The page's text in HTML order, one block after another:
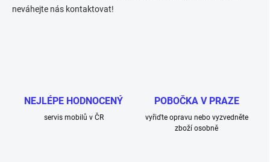
neváhejte nás kontaktovat!
NEJLÉPE HODNOCENÝ
servis mobilů v ČR
POBOČKA V PRAZE
vyřiďte opravu nebo vyzvedněte
zboží osobně